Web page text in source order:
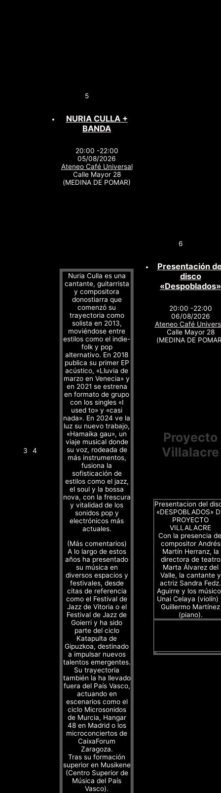
3 4
5
NURIA CULLA +
BANDA
20:00 -22:00
05/08/2026
Ateneo Café Universal
Calle Mayor 28
(MEDINA DE POMAR)
Nuria Culla es una
cantante, guitarrista
y compositora
donostiarra que
comenzó su
trayectoria como
solista en 2013,
moviéndose entre
estilos como el indie-
folk y pop
alternativo. En 2018
publica su primer EP
acústico, «Lluvia de
marzo en Venecia» y
en 2021 se estrena
en formato de grupo
con los singles «I
used to» y «casi
nada». En 2024 ve la
luz su nuevo trabajo,
«Hamaika gau», un
viaje musical donde
su voz, rodeada de
más instrumentos,
fusiona la
sofisticación de
estilos como el jazz,
el soul y la bossa
nova, con la frescura
y vitalidad de los
sonidos pop y
electrónicos más
actuales.
(Más comentarios)
A lo largo de estos
años ha presentado
su música en
diversos espacios y
festivales, desde
citas de referencia
como el Festival de
Jazz de Vitoria o el
Festival de Jazz de
Goierri y ha sido
parte del ciclo
Katapulta de
Gipuzkoa, destinado
a impulsar nuevos
talentos emergentes.
Su trayectoria
también la ha llevado
fuera del País Vasco,
actuando en
escenarios como el
ciclo Microsonidos
de Murcia, Hangar
48 en Madrid o los
microconciertos de
CaixaForum
Zaragoza.
Tras su formación
superior en Musikene
(Centro Superior de
Música del País
Vasco).
6
Presentación
disco
«Despoblados»
20:00 -22:00
06/08/2026
Ateneo Café
Calle Mayor 28
(MEDINA DE
Proyecto
Villalacre
Presentacion del
«DESPOBLADOS»
PROYECTO
VILLALACRE
Con la presencia
compositor Andrés
Martín Herranz, la
directora de teatro
Marta Álvarez del
Valle, la cantante y
actriz Sandra Fedz.
Aguirre y los
Unai Celaya (violín)
Guillermo Martínez
(piano).